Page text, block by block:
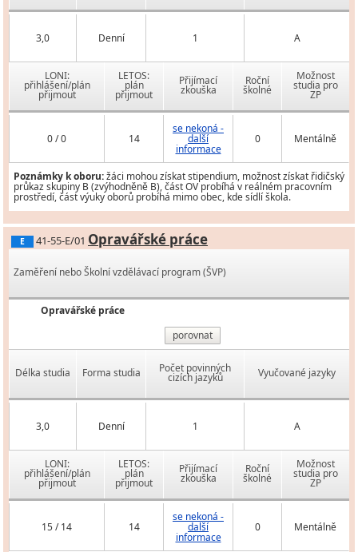
3,0 Denní 1 A
LONI:
přihlášení/plán
přijmout
LETOS:
plán
přijmout
Přijímací
zkouška
Roční
školné
Možnost
studia pro
ZP
0 / 0 14
se nekoná -
další
informace
0 Mentálně
Poznámky k oboru:žáci mohou získat stipendium, možnost získat řidičský
průkaz skupiny B (zvýhodněně B), část OV probíhá v reálném pracovním
prostředí, část výuky oborů probíhá mimo obec, kde sídlí škola.
E 41-55-E/01 Opravářské práce
Zaměření nebo Školní vzdělávací program (ŠVP)
Opravářské práce
porovnat
Délka studia Forma studia Počet povinných
cizích jazyků Vyučované jazyky
3,0 Denní 1 A
LONI:
přihlášení/plán
přijmout
LETOS:
plán
přijmout
Přijímací
zkouška
Roční
školné
Možnost
studia pro
ZP
15 / 14 14
se nekoná -
další
informace
0 Mentálně